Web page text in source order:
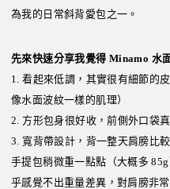
為我的日常斜背愛包之一。
先來快速分享我覺得 Minamo 水
1. 看起來低調，其實很有細節的
像水面波紋一樣的肌理）
2. 方形包身很好收，前側外口袋
3. 寬背帶設計，背一整天肩膀比
手提包稍微重一點點（大概多
乎感覺不出重量差異，對肩膀非